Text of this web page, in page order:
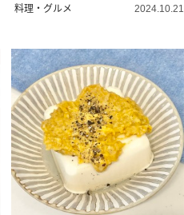
料理・グルメ 2024.10.21